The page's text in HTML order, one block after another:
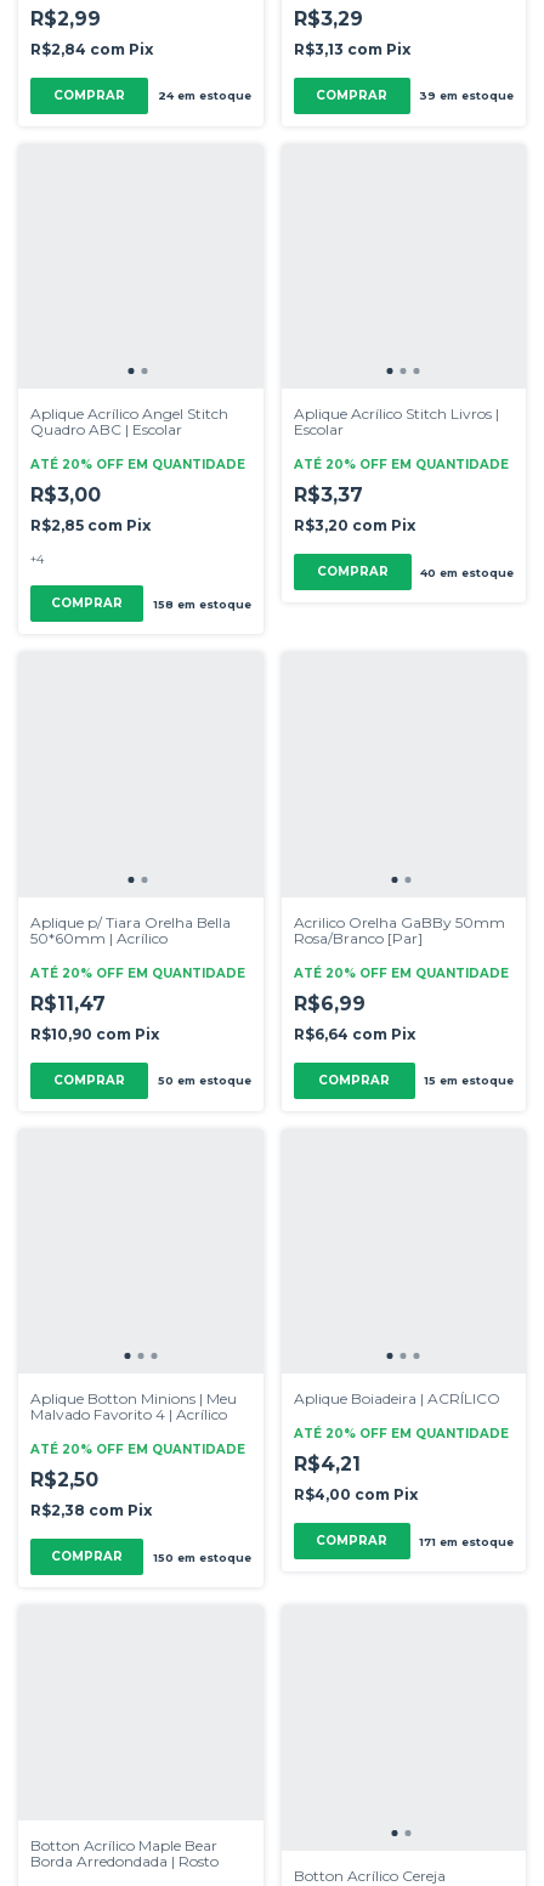
R$2,99
R$2,84 com Pix
COMPRAR 24em estoque
R$3,29
R$3,13 com Pix
COMPRAR 39 em estoque
Aplique Acrílico Angel Stitch
Quadro ABC | Escolar
ATÉ 20% OFF EM QUANTIDADE
R$3,00
R$2,85 com Pix
+4
COMPRAR 158 em estoque
Aplique Acrílico Stitch Livros |
Escolar
ATÉ 20% OFF EM QUANTIDADE
R$3,37
R$3,20 com Pix
COMPRAR 40 em estoque
Aplique p/ Tiara Orelha Bella
50*60mm | Acrílico
ATÉ 20% OFF EM QUANTIDADE
R$11,47
R$10,90 com Pix
50 em estoque
Acrilico Orelha GaBBy 50mm
Rosa/Branco [Par]
ATÉ 20% OFF EM QUANTIDADE
R$6,99
R$6,64 com Pix
15 em estoque
Aplique Botton Minions | Meu
Malvado Favorito 4 | Acrílico
ATÉ 20% OFF EM QUANTIDADE
R$2,50
R$2,38 com Pix
COMPRAR 150 em estoque
Aplique Boiadeira | ACRÍLICO
ATÉ 20% OFF EM QUANTIDADE
R$4,21
R$4,00 com Pix
COMPRAR 171 em estoque
Botton Acrílico Maple Bear
Borda Arredondada | Rosto
Botton Acrílico Cereja